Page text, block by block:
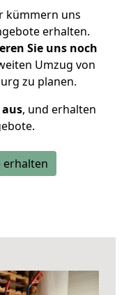
kümmern uns
erhalten.
Sie uns noch
Umzug von
zu planen.
, und erhalten
erhalten